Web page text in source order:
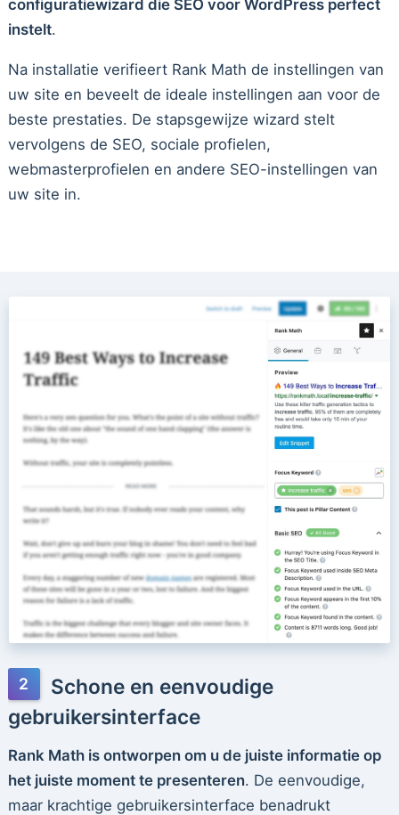
configuratiewizard die SEO voor WordPress perfect
instelt.
Na installatie verifieert Rank Math de instellingen van
uw site en beveelt de ideale instellingen aan voor de
beste prestaties. De stapsgewijze wizard stelt
vervolgens de SEO, sociale profielen,
webmasterprofielen en andere SEO-instellingen van
uw site in.
Schone en eenvoudige
gebruikersinterface
Rank Math is ontworpen om u de juiste informatie op
het juiste moment te presenteren. De eenvoudige,
maar krachtige gebruikersinterface benadrukt